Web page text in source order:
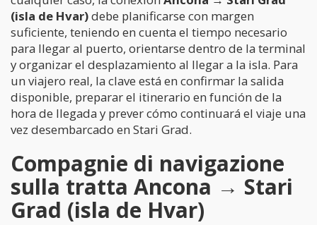
(isla de Hvar)debe planificarse con margen
suficiente, teniendo en cuenta el tiempo necesario
para llegar al puerto, orientarse dentro de la terminal
y organizar el desplazamiento al llegar a la isla. Para
un viajero real, la clave está en confirmar la salida
disponible, preparar el itinerario en función de la
hora de llegada y prever cómo continuará el viaje una
vez desembarcado en Stari Grad.
Compagnie di navigazione
sulla tratta Ancona → Stari
Grad (isla de Hvar)